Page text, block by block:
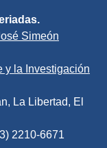
Simeón
y la Investigación
La Libertad, El
2210-6671